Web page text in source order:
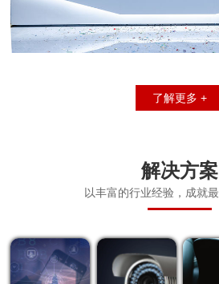
了解更多 +
解决方案
以丰富的行业经验，成就